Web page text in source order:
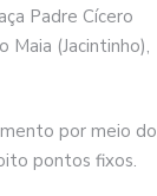
Padre Cícero
(Jacintinho),
por meio do
pontos fixos.